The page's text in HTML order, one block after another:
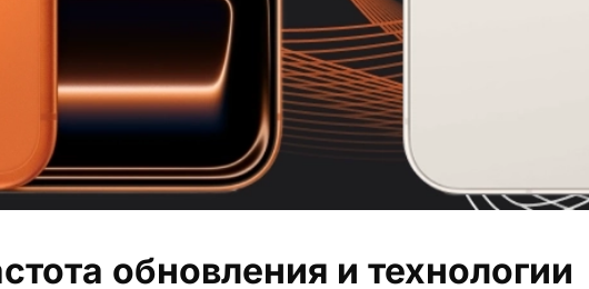
обновления и технологии